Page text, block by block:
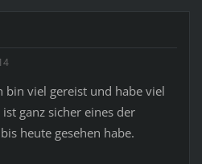
bin viel gereist und habe viel
ganz sicher eines der
heute gesehen habe.